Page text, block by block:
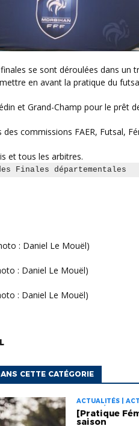
en avant la pratique du
et Grand-Champ pour le prêt
des commissions FAER, Futsal,
et tous les arbitres.
Finales départementales
: Daniel Le Mouël)
: Daniel Le Mouël)
: Daniel Le Mouël)
CETTE CATÉGORIE
ACTUALITÉS |
FOOT FÉMININ
[Pratique
saison